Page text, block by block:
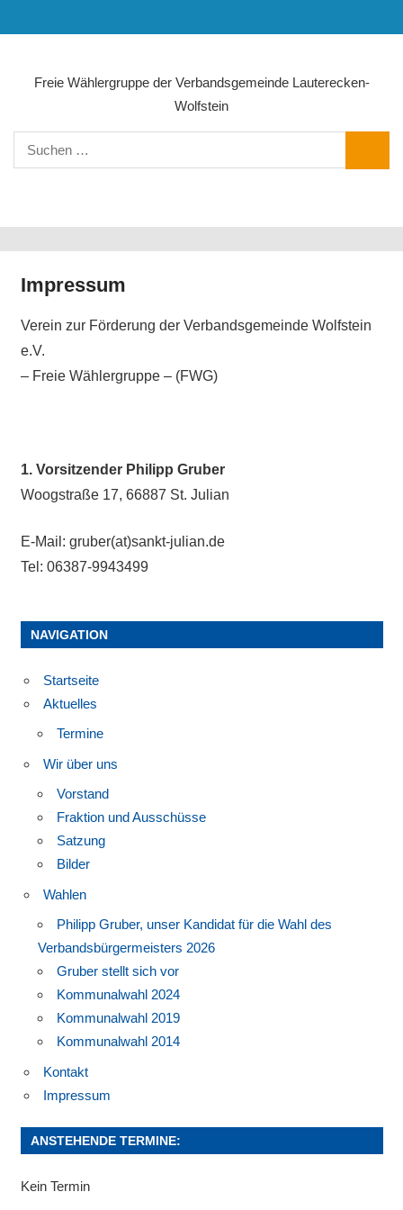
Inhalt
Freie Wählergruppe der Verbandsgemeinde Lauterecken-
Wolfstein
Suchen
nach:
Impressum
Verein zur Förderung der Verbandsgemeinde Wolfstein
e.V.
– Freie Wählergruppe – (FWG)
1. Vorsitzender Philipp Gruber
Woogstraße 17, 66887 St. Julian
E-Mail: gruber(at)sankt-julian.de
Tel: 06387-9943499
NAVIGATION
Startseite
Aktuelles
Termine
Wir über uns
Vorstand
Fraktion und Ausschüsse
Satzung
Bilder
Wahlen
Philipp Gruber, unser Kandidat für die Wahl des
Verbandsbürgermeisters 2026
Gruber stellt sich vor
Kommunalwahl 2024
Kommunalwahl 2019
Kommunalwahl 2014
Kontakt
Impressum
ANSTEHENDE TERMINE:
Kein Termin